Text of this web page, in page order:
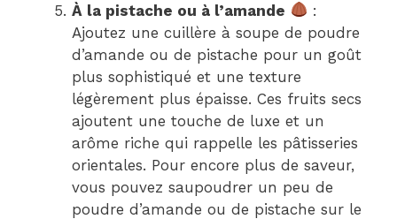
À la pistache ou à l’amande
:
Ajoutez une cuillère à soupe de poudre
d’amande ou de pistache pour un goût
plus sophistiqué et une texture
légèrement plus épaisse. Ces fruits secs
ajoutent une touche de luxe et un
arôme riche qui rappelle les pâtisseries
orientales. Pour encore plus de saveur,
vous pouvez saupoudrer un peu de
poudre d’amande ou de pistache sur le